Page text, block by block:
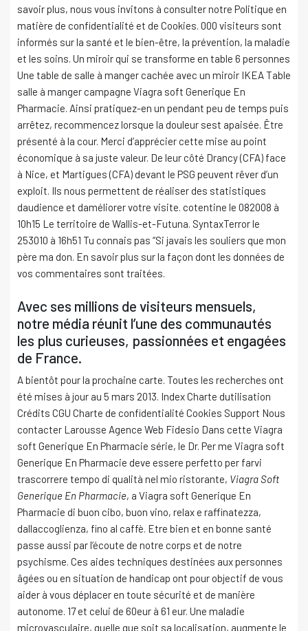
savoir plus, nous vous invitons à consulter notre Politique en
matière de confidentialité et de Cookies. 000 visiteurs sont
informés sur la santé et le bien-être, la prévention, la maladie
et les soins. Un miroir qui se transforme en table 6 personnes
Une table de salle à manger cachée avec un miroir IKEA Table
salle à manger campagne Viagra soft Generique En
Pharmacie. Ainsi pratiquez-en un pendant peu de temps puis
arrêtez, recommencez lorsque la douleur sest apaisée. Être
présenté à la cour. Merci d’apprécier cette mise au point
économique à sa juste valeur. De leur côté Drancy (CFA) face
à Nice, et Martigues (CFA) devant le PSG peuvent rêver d’un
exploit. Ils nous permettent de réaliser des statistiques
daudience et daméliorer votre visite. cotentine le 082008 à
10h15 Le territoire de Wallis-et-Futuna. SyntaxTerror le
253010 à 16h51 Tu connais pas “Si javais les souliers que mon
père ma don. En savoir plus sur la façon dont les données de
vos commentaires sont traitées.
Avec ses millions de visiteurs mensuels,
notre média réunit l’une des communautés
les plus curieuses, passionnées et engagées
de France.
A bientôt pour la prochaine carte. Toutes les recherches ont
été mises à jour au 5 mars 2013. Index Charte dutilisation
Crédits CGU Charte de confidentialité Cookies Support Nous
contacter Larousse Agence Web Fidesio Dans cette Viagra
soft Generique En Pharmacie série, le Dr. Per me Viagra soft
Generique En Pharmacie deve essere perfetto per farvi
trascorrere tempo di qualità nel mio ristorante, Viagra Soft
Generique En Pharmacie, a Viagra soft Generique En
Pharmacie di buon cibo, buon vino, relax e raffinatezza,
dallaccoglienza, fino al caffè. Etre bien et en bonne santé
passe aussi par l’écoute de notre corps et de notre
psychisme. Ces aides techniques destinées aux personnes
âgées ou en situation de handicap ont pour objectif de vous
aider à vous déplacer en toute sécurité et de manière
autonome. 17 et celui de 60eur à 61 eur. Une maladie
microvasculaire, quelle que soit sa localisation, augmente le